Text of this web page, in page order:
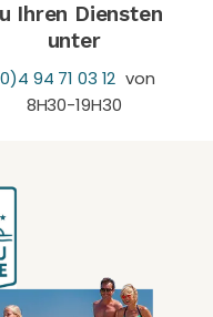
Ihren Diensten
unter
94 71 03 12 von
8H30-19H30